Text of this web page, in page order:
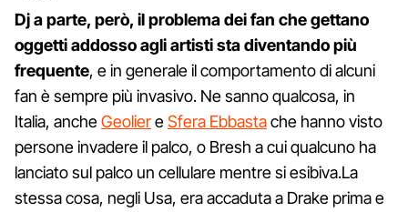
Dj a parte, però, il problema dei fan che gettano
oggetti addosso agli artisti sta diventando più
frequente, e in generale il comportamento di alcuni
fan è sempre più invasivo. Ne sanno qualcosa, in
Italia, ancheGeoliereSfera Ebbastache hanno visto
persone invadere il palco, o Bresh a cui qualcuno ha
lanciato sul palco un cellulare mentre si esibiva.La
stessa cosa, negli Usa, era accaduta a Drake prima e